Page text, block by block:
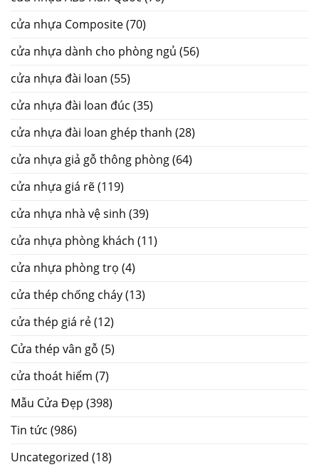
cửa nhựa Composite(70)
cửa nhựa dành cho phòng ngủ (56)
cửa nhựa đài loan (55)
cửa nhựa đài loan đúc (35)
cửa nhựa đài loan ghép thanh (28)
cửa nhựa giả gỗ thông phòng(64)
cửa nhựa giá rẽ(119)
cửa nhựa nhà vệ sinh (39)
cửa nhựa phòng khách (11)
cửa nhựa phòng trọ (4)
cửa thép chống cháy(13)
cửa thép giá rẻ(12)
Cửa thép vân gỗ (5)
cửa thoát hiểm (7)
Mẫu Cửa Đẹp (398)
Tin tức (986)
Uncategorized (18)